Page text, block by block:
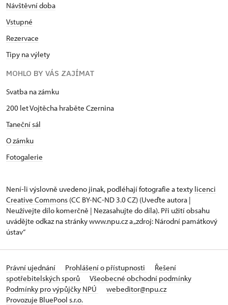
Návštěvní doba
Vstupné
Rezervace
Tipy na výlety
MOHLO BY VÁS ZAJÍMAT
Svatba na zámku
200 let Vojtěcha hraběte Czernina
Taneční sál
O zámku
Fotogalerie
Není-li výslovně uvedeno jinak, podléhají fotografie a texty licenci
Creative Commons (CC BY-NC-ND 3.0 CZ) (Uveďte autora |
Neužívejte dílo komerčně | Nezasahujte do díla). Při užití obsahu
uvádějte odkaz na stránky www.npu.cz a „zdroj: Národní památkový
ústav“
Právní ujednání Prohlášení o přístupnosti
Řešení
spotřebitelských sporů
Všeobecné obchodní podmínky
Podmínky pro výpůjčky NPÚ
webeditor@npu.cz
Provozuje BluePool s.r.o.